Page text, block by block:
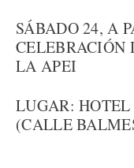
SÁBADO 24, A
LA APEI
LUGAR: HOTEL
(CALLE